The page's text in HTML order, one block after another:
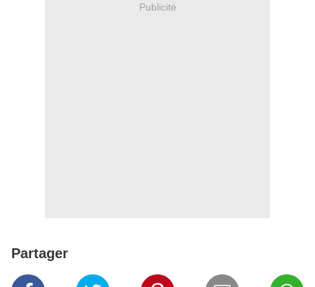
Publicité
Partager